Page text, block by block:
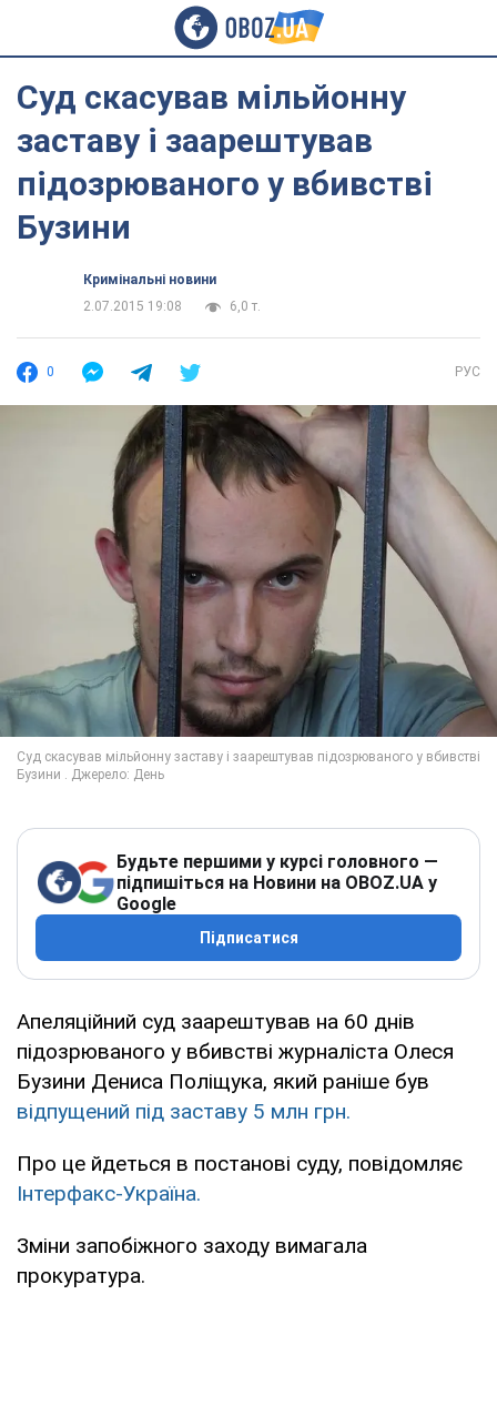
Суд скасував мільйонну
заставу і заарештував
підозрюваного у вбивстві
Бузини
Кримінальні новини
2.07.2015 19:08
6,0 т.
0 РУС
Будьте першими у курсі головного —
підпишіться на Новини на OBOZ.UA у
Google
Підписатися
Апеляційний суд заарештував на 60 днів
підозрюваного у вбивстві журналіста Олеся
Бузини Дениса Поліщука, який раніше був
відпущений під заставу 5 млн грн.
Про це йдеться в постанові суду, повідомляє
Інтерфакс-Україна.
Зміни запобіжного заходу вимагала
прокуратура.